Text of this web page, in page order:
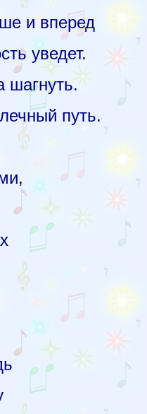
и вперед
уведет.
шагнуть.
путь.